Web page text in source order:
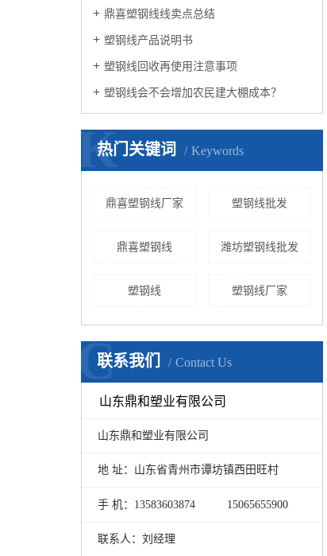
鼎喜塑钢线线卖点总结
塑钢线产品说明书
塑钢线回收再使用注意事项
塑钢线会不会增加农民建大棚成本？
热门关键词 Keywords
K
鼎喜塑钢线厂家 塑钢线批发
鼎喜塑钢线 潍坊塑钢线批发
塑钢线 塑钢线厂家
联系我们 Contact Us
C
山东鼎和塑业有限公司
山东鼎和塑业有限公司
地 址：山东省青州市谭坊镇西田旺村
手 机：13583603874 15065655900
联系人：刘经理